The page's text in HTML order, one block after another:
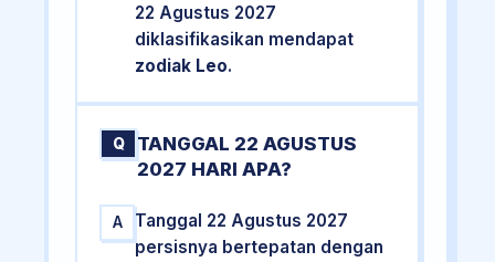
22 Agustus 2027
diklasifikasikan mendapat
zodiak Leo.
Q
TANGGAL 22 AGUSTUS
2027 HARI APA?
A
Tanggal 22 Agustus 2027
persisnya bertepatan dengan